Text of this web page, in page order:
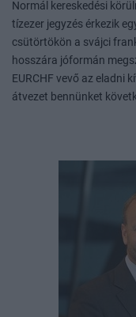
Normál kereskedési
tízezer jegyzés érkezik
csütörtökön a svájci
hosszára jóformán
EURCHF vevő az eladni
átvezet bennünket